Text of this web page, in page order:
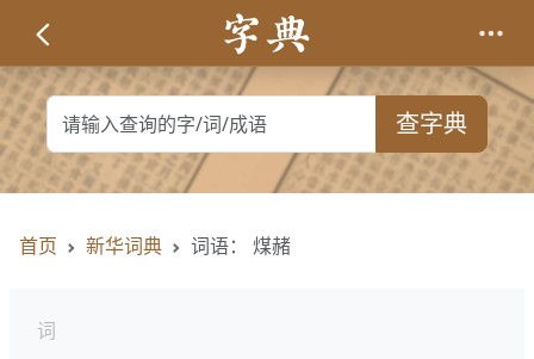
查字典
首页 新华词典 词语： 煤赭
词